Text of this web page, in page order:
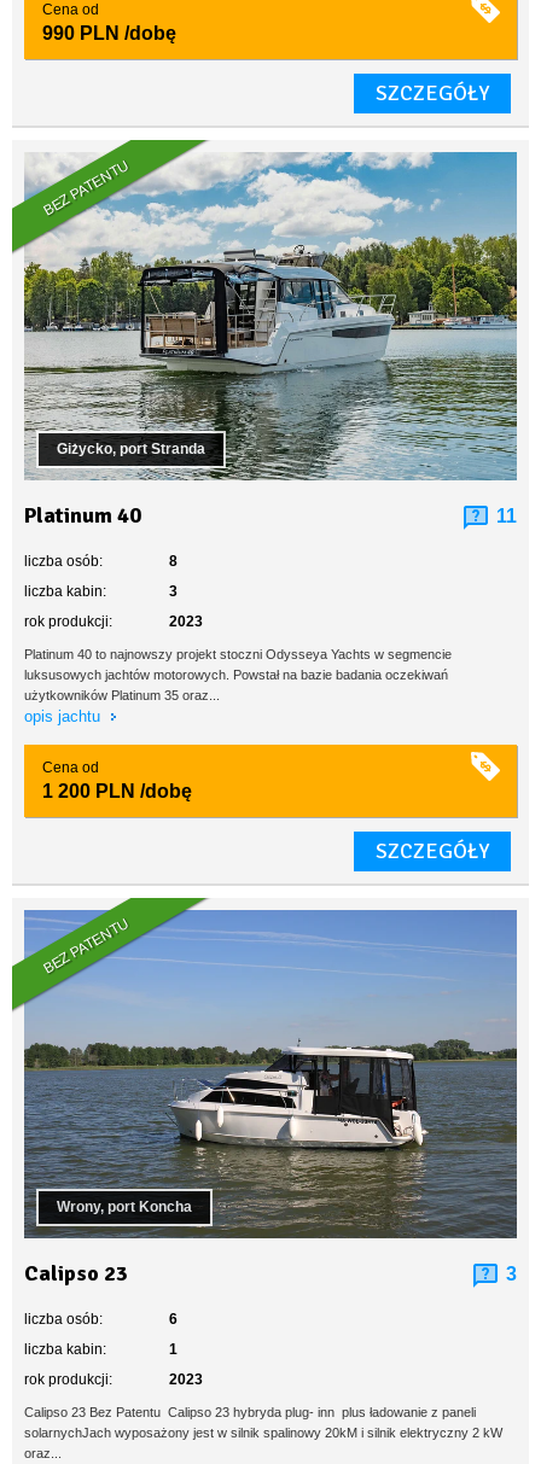
Cena od
990 PLN /dobę
SZCZEGÓŁY
BEZ PATENTU
Giżycko, port Stranda
Platinum 40 11
liczba osób:
8
liczba kabin:
3
rok produkcji:
2023
Platinum 40 to najnowszy projekt stoczni Odysseya Yachts w segmencie
luksusowych jachtów motorowych. Powstał na bazie badania oczekiwań
użytkowników Platinum 35 oraz...
opis jachtu
Cena od
1 200 PLN /dobę
SZCZEGÓŁY
BEZ PATENTU
Wrony, port Koncha
Calipso 23 3
liczba osób:
6
liczba kabin:
1
rok produkcji:
2023
Calipso 23 Bez Patentu Calipso 23 hybryda plug- inn plus ładowanie z paneli
solarnychJach wyposażony jest w silnik spalinowy 20kM i silnik elektryczny 2 kW
oraz...